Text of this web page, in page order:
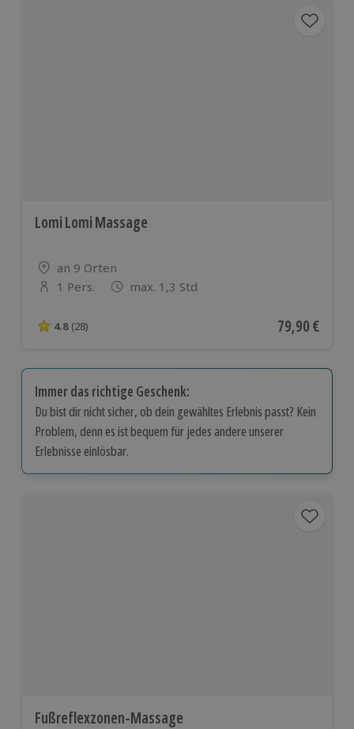
Lomi Lomi Massage
Standort
an 9 Orten
Anzahl der Teilnehmer
1 Pers. max. 1,3 Std
4.8 von 5 Sternen basierend auf 28 Bewertungen
4.8 (28) Aktueller
79,90 €
Immer das richtige Geschenk:
Du bist dir nicht sicher, ob dein gewähltes Erlebnis passt? Kein
Problem, denn es ist bequem für jedes andere unserer
Erlebnisse einlösbar.
Fußreflexzonen-Massage